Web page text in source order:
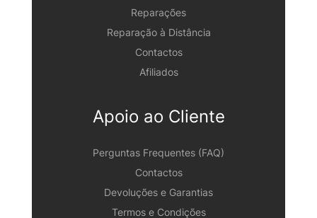
Reparações
Reparação à Distância
Contactos
Afiliados
Apoio ao Cliente
Perguntas Frequentes (FAQ)
Contactos
Devoluções e Garantias
Termos e Condições